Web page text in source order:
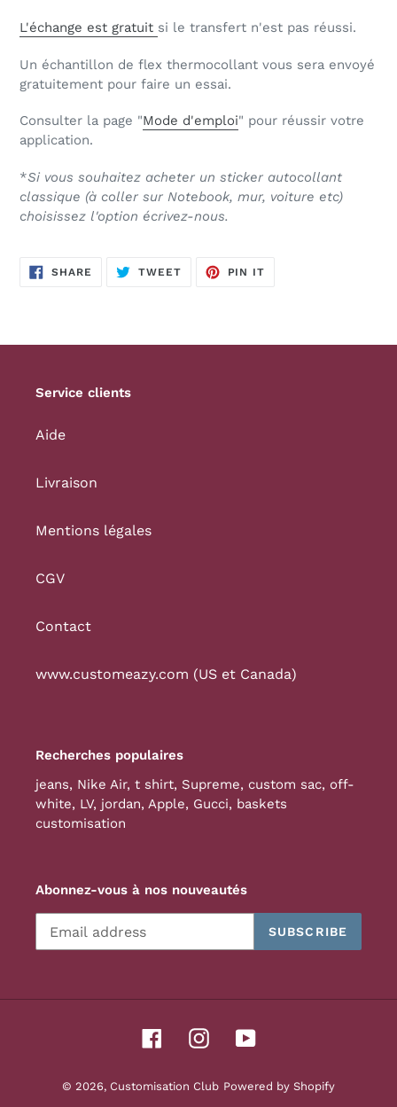
L'échange est gratuit si le transfert n'est pas réussi.
Un échantillon de flex thermocollant vous sera envoyé
gratuitement pour faire un essai.
Consulter la page "Mode d'emploi" pour réussir votre
application.
*Si vous souhaitez acheter un sticker autocollant
classique (à coller sur Notebook, mur, voiture etc)
choisissez l'option écrivez-nous.
SHARE SHARE
ON
TWEETTWEET
PIN IT
Service clients
Aide
Livraison
Mentions légales
CGV
Contact
www.customeazy.com (US et Canada)
Recherches populaires
jeans, Nike Air, t shirt, Supreme, custom sac, off-
white, LV, jordan, Apple, Gucci, baskets
customisation
Abonnez-vous à nos nouveautés
SUBSCRIBE
FacebookInstagramYouTube
© 2026, Customisation Club Powered by Shopify